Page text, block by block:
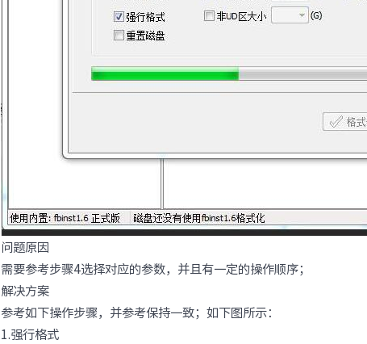
问题原因
需要参考步骤4选择对应的参数，并且有一定的操作顺序；
解决方案
参考如下操作步骤，并参考保持一致；如下图所示：
1.强行格式